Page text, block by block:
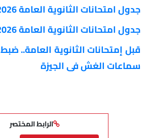
جدول امتحانات الثانوية العامة 2026 (نظام القديم)
جدول امتحانات الثانوية العامة 2026 (نظام جديد)
قبل إمتحانات الثانوية العامة..
سماعات الغش فى الجيزة
الرابط المختصر